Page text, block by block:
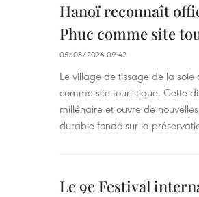
Hanoï reconnaît
Phuc comme site
05/08/2026 09:42
Le village de tissage de la
comme site touristique. Cette
millénaire et ouvre de
durable fondé sur la
Le 9e Festival